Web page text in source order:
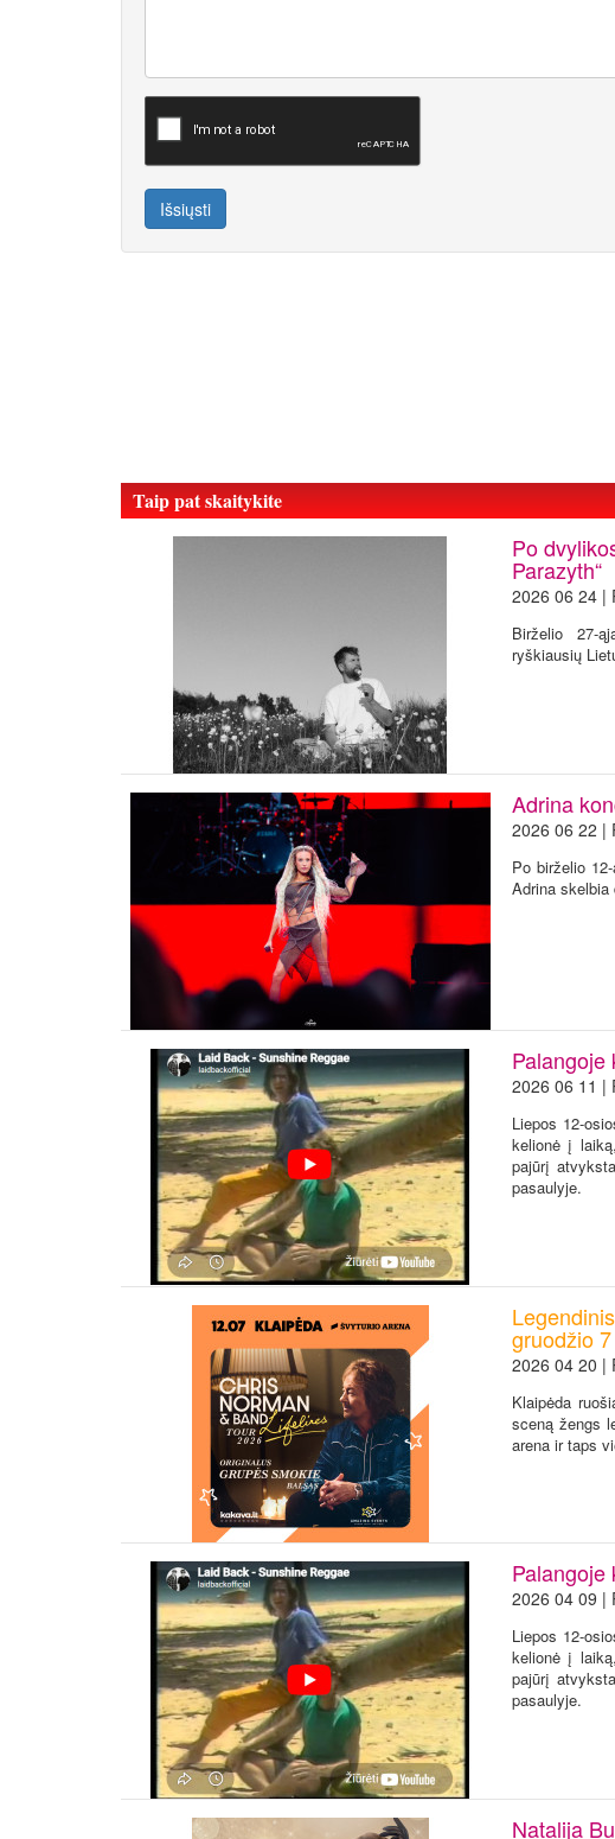
Išsiųsti
Taip pat skaitykite
Po
Parazyth“
2026 06 24 |
Birželio 27-
ryškiausių
Adrina
2026 06 22 |
Po birželio
Adrina skelbia
Palangoje
2026 06 11 |
Liepos 12-
kelionė į
pajūrį
pasaulyje.
gruodžio
2026 04 20 |
Klaipėda
sceną žengs
arena ir taps
Palangoje
2026 04 09 |
Liepos 12-
kelionė į
pajūrį
pasaulyje.
Natalija